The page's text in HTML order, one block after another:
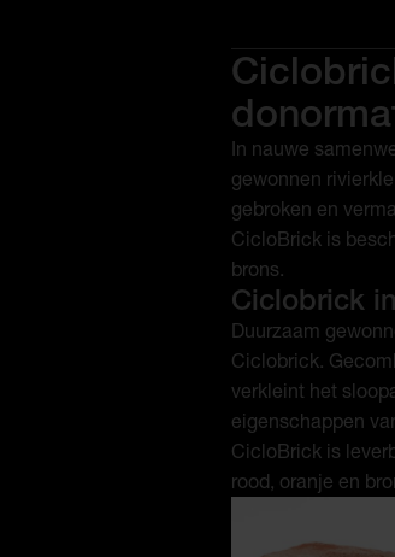
In nauwe
gewonnen
gebroken en
CicloBrick is
brons.
Ciclobrick
Duurzaam
Ciclobrick.
verkleint het
eigenschappen
CicloBrick is
rood, oranje en